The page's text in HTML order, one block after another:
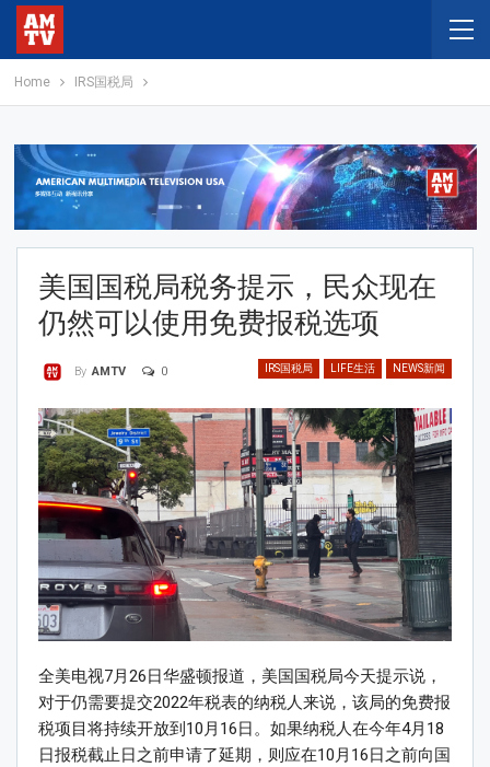
Home IRS国税局
美国国税局税务提示，民众现在
仍然可以使用免费报税选项
IRS国税局 LIFE生活 NEWS新闻
By AMTV 0
全美电视7月26日华盛顿报道，美国国税局今天提示说，
对于仍需要提交2022年税表的纳税人来说，该局的免费报
税项目将持续开放到10月16日。如果纳税人在今年4月18
日报税截止日之前申请了延期，则应在10月16日之前向国